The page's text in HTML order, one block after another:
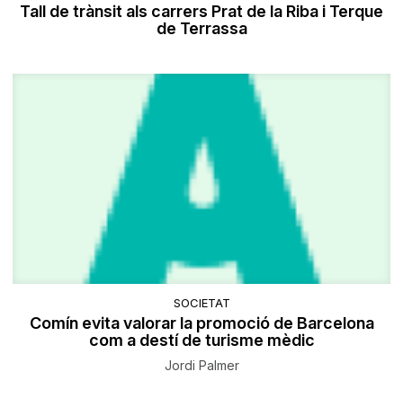
Tall de trànsit als carrers Prat de la Riba i Terque
de Terrassa
SOCIETAT
Comín evita valorar la promoció de Barcelona
com a destí de turisme mèdic
Jordi Palmer